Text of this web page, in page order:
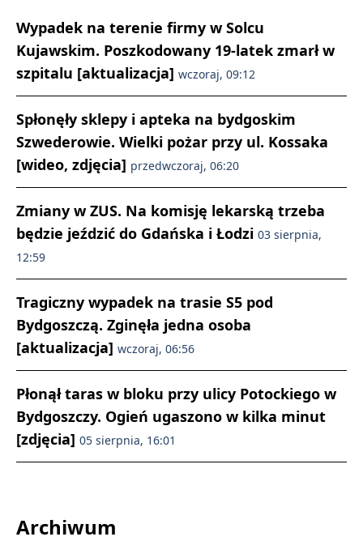
Wypadek na terenie firmy w Solcu
Kujawskim. Poszkodowany 19-latek zmarł w
szpitalu [aktualizacja] wczoraj, 09:12
Spłonęły sklepy i apteka na bydgoskim
Szwederowie. Wielki pożar przy ul. Kossaka
[wideo, zdjęcia] przedwczoraj, 06:20
Zmiany w ZUS. Na komisję lekarską trzeba
będzie jeździć do Gdańska i Łodzi 03 sierpnia,
12:59
Tragiczny wypadek na trasie S5 pod
Bydgoszczą. Zginęła jedna osoba
[aktualizacja] wczoraj, 06:56
Płonął taras w bloku przy ulicy Potockiego w
Bydgoszczy. Ogień ugaszono w kilka minut
[zdjęcia] 05 sierpnia, 16:01
Archiwum